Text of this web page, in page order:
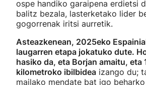
ospe handiko garaipena erdietsi
balitz bezala, lasterketako lider
gogorrenak iritsi aurretik.
Asteazkenean, 2025eko
laugarren etapa jokatuko dute.
hasiko da, eta Borjan amaitu, eta
kilometroko ibilbidea izango du;
mailako mendate bat igo